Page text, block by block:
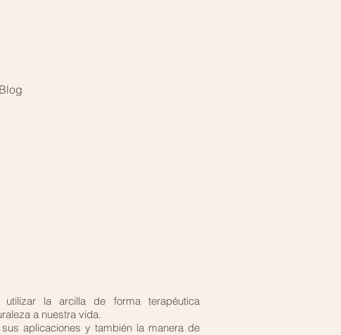
Blog
la arcilla de forma terapéutica
a nuestra vida.
aplicaciones y también la manera de